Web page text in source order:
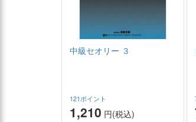
中級セオリー ３
121ポイント
1,210 円(税込)